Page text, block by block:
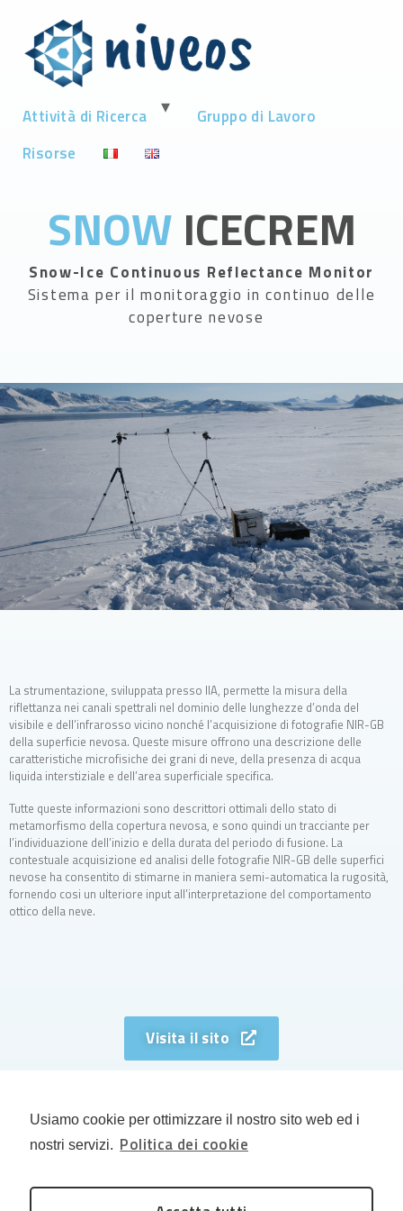
Attività di Ricerca
Gruppo di Lavoro
Risorse
SNOW ICECREM
Snow-Ice Continuous Reflectance Monitor
Sistema per il monitoraggio in continuo delle
coperture nevose
La strumentazione, sviluppata presso IIA, permette la misura della
riflettanza nei canali spettrali nel dominio delle lunghezze d’onda del
visibile e dell’infrarosso vicino nonché l’acquisizione di fotografie NIR-GB
della superficie nevosa. Queste misure offrono una descrizione delle
caratteristiche microfisiche dei grani di neve, della presenza di acqua
liquida interstiziale e dell’area superficiale specifica.
Tutte queste informazioni sono descrittori ottimali dello stato di
metamorfismo della copertura nevosa, e sono quindi un tracciante per
l’individuazione dell’inizio e della durata del periodo di fusione. La
contestuale acquisizione ed analisi delle fotografie NIR-GB delle superfici
nevose ha consentito di stimarne in maniera semi-automatica la rugosità,
fornendo cosi un ulteriore input all’interpretazione del comportamento
ottico della neve.
Visita il sito
Usiamo cookie per ottimizzare il nostro sito web ed i
nostri servizi. Politica dei cookie